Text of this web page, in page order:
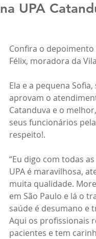
na UPA
Confira o depoimento
Félix, moradora da
Ela e a pequena Sofia,
aprovam o
Catanduva e o
seus funcionários
respeito!.
“Eu digo com todas
UPA é maravilhosa,
muita qualidade.
em São Paulo e lá o
saúde é desumano e
Aqui os profissionais
pacientes e tem